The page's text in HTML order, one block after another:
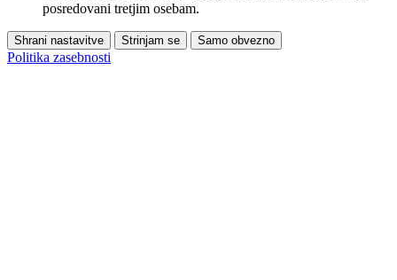
posredovani tretjim osebam.
Shrani nastavitve Strinjam se Samo obvezno
Politika zasebnosti